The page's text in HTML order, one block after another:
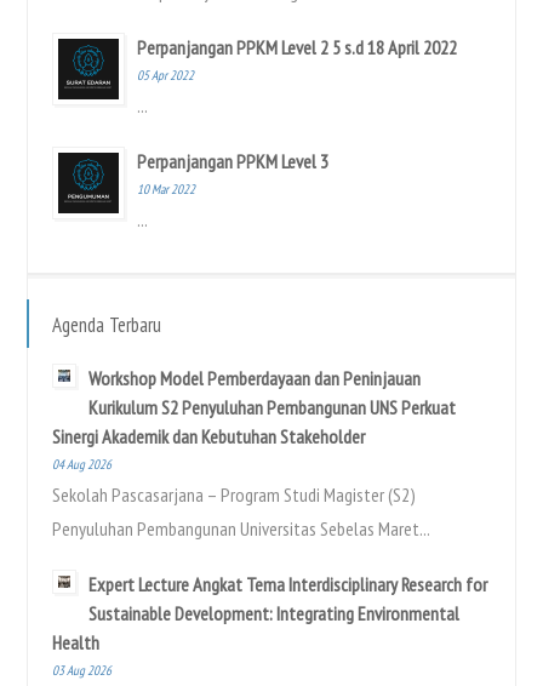
Perpanjangan PPKM Level 2 5 s.d 18 April 2022
05 Apr 2022
...
Perpanjangan PPKM Level 3
10 Mar 2022
...
Agenda Terbaru
Workshop Model Pemberdayaan dan Peninjauan
Kurikulum S2 Penyuluhan Pembangunan UNS Perkuat
Sinergi Akademik dan Kebutuhan Stakeholder
04 Aug 2026
Sekolah Pascasarjana – Program Studi Magister (S2)
Penyuluhan Pembangunan Universitas Sebelas Maret...
Expert Lecture Angkat Tema Interdisciplinary Research for
Sustainable Development: Integrating Environmental
Health
03 Aug 2026